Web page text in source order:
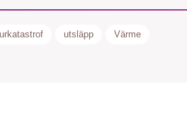
utsläpp Värme